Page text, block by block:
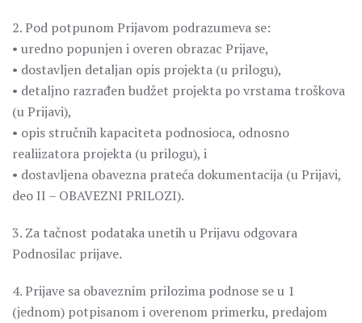
2. Pod potpunom Prijavom podrazumeva se:
• uredno popunjen i overen obrazac Prijave,
• dostavljen detaljan opis projekta (u prilogu),
• detaljno razrađen budžet projekta po vrstama troškova
(u Prijavi),
• opis stručnih kapaciteta podnosioca, odnosno
realiizatora projekta (u prilogu), i
• dostavljena obavezna prateća dokumentacija (u Prijavi,
deo II – OBAVEZNI PRILOZI).
3. Za tačnost podataka unetih u Prijavu odgovara
Podnosilac prijave.
4. Prijave sa obaveznim prilozima podnose se u 1
(jednom) potpisanom i overenom primerku, predajom